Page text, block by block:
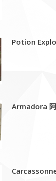
Potion
Armadora